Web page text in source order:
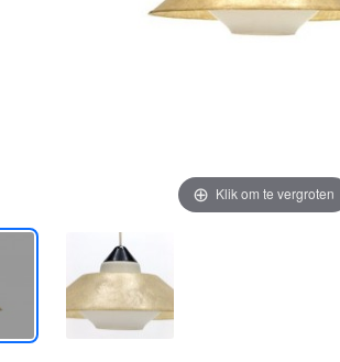
Klik om te vergroten